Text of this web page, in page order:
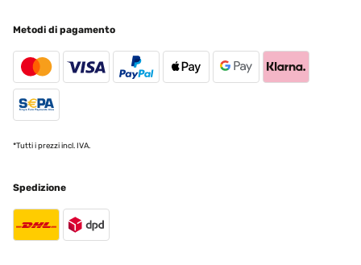
Metodi di pagamento
*Tutti i prezzi incl. IVA.
Spedizione